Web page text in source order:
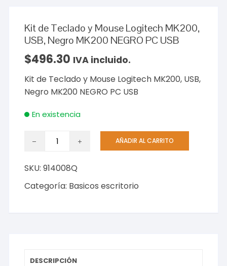
Kit de Teclado y Mouse Logitech MK200,
USB, Negro MK200 NEGRO PC USB
$496.30 IVA incluido.
Kit de Teclado y Mouse Logitech MK200, USB,
Negro MK200 NEGRO PC USB
En existencia
y
Mouse
NEGRO
AÑADIR AL CARRITO
SKU:914008Q
Categoría: Basicos escritorio
DESCRIPCIÓN